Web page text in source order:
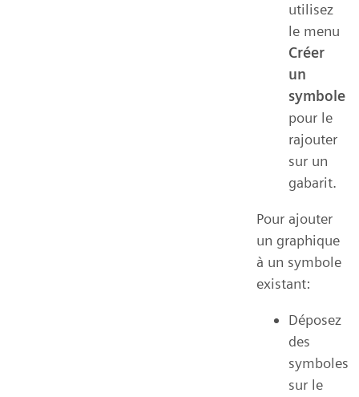
utilisez
le menu
Créer
un
symbole
pour le
rajouter
sur un
gabarit.
Pour ajouter
un graphique
à un symbole
existant:
Déposez
des
symboles
sur le